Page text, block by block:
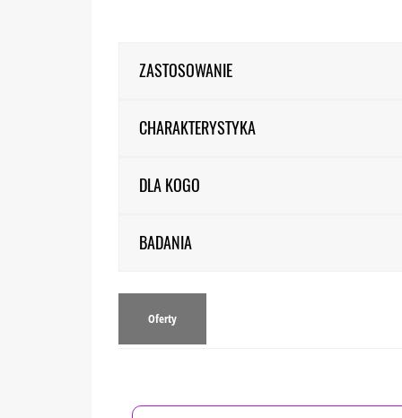
ZASTOSOWANIE
CHARAKTERYSTYKA
DLA KOGO
BADANIA
Oferty